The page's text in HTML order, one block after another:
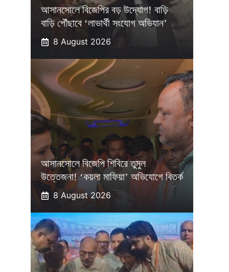
আসানসোলে বিজেপির বড় উদ্যোগ! বাড়ি
বাড়ি পৌঁছাবে ‘লাভার্থী সংযোগ অভিযান’
8 August 2026
আসানসোলে বিজেপি শিবিরে তুমুল
উত্তেজনা! ‘কয়লা মাফিয়া’ অভিযোগে বিতর্ক
8 August 2026